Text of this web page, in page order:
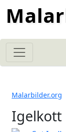
Malarbilder.org
Igelkott